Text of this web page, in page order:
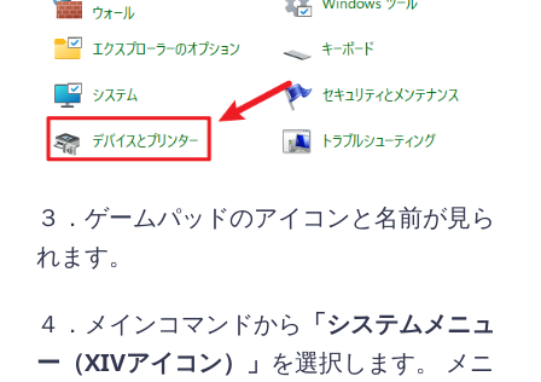
３．ゲームパッドのアイコンと名前が見ら
れます。
４．メインコマンドから 「システムメニュ
ー（XIVアイコン）」 を選択します。 メニ